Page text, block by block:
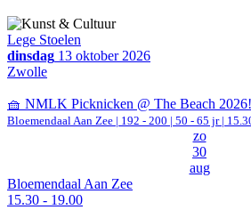
Lege Stoelen
dinsdag 13 oktober 2026
Zwolle
🧺 NMLK Picknicken @ The Beach 2026!
Bloemendaal Aan Zee | 192 - 200 | 50 - 65 jr |
zo
30
aug
Bloemendaal Aan Zee
15.30 - 19.00